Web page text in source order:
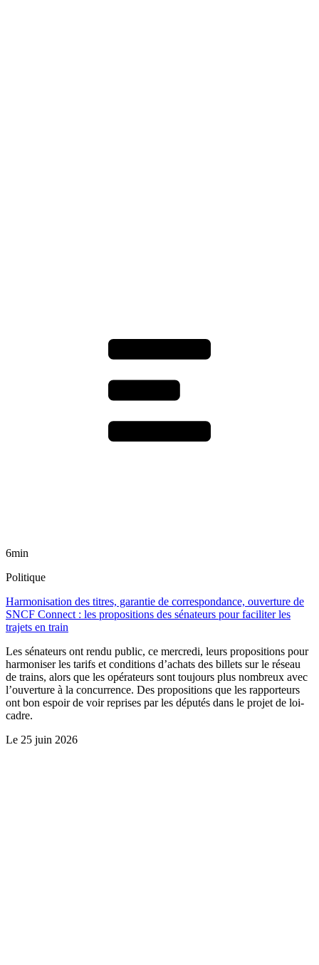
6min
Politique
Harmonisation des titres, garantie de correspondance, ouverture de
SNCF Connect : les propositions des sénateurs pour faciliter les
trajets en train
Les sénateurs ont rendu public, ce mercredi, leurs propositions pour
harmoniser les tarifs et conditions d’achats des billets sur le réseau
de trains, alors que les opérateurs sont toujours plus nombreux avec
l’ouverture à la concurrence. Des propositions que les rapporteurs
ont bon espoir de voir reprises par les députés dans le projet de loi-
cadre.
Le 25 juin 2026